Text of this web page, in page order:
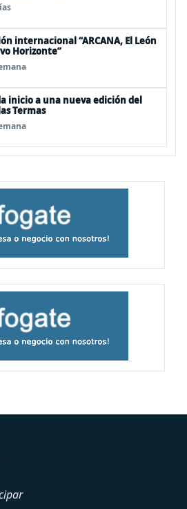
internacional “ARCANA, El León
Horizonte”
inicio a una nueva edición del
Termas